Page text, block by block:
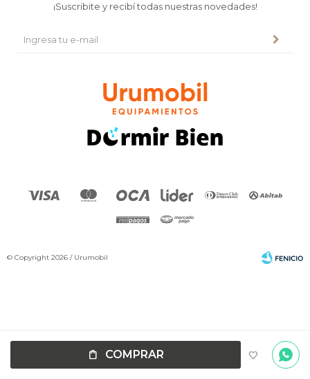
COMPRAR
consultas
no dudes
en
¡Suscribite y recibí todas nuestras novedades!
© Copyright 2026 / Urumobil
Fenicio